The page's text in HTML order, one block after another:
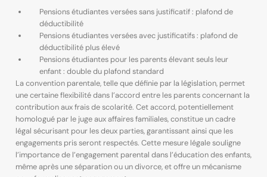
Pensions étudiantes versées sans justificatif : plafond de
déductibilité
Pensions étudiantes versées avec justificatifs : plafond de
déductibilité plus élevé
Pensions étudiantes pour les parents élevant seuls leur
enfant : double du plafond standard
La convention parentale, telle que définie par la législation, permet
une certaine flexibilité dans l’accord entre les parents concernant la
contribution aux frais de scolarité. Cet accord, potentiellement
homologué par le juge aux affaires familiales, constitue un cadre
légal sécurisant pour les deux parties, garantissant ainsi que les
engagements pris seront respectés. Cette mesure légale souligne
l’importance de l’engagement parental dans l’éducation des enfants,
même après une séparation ou un divorce, et offre un mécanisme